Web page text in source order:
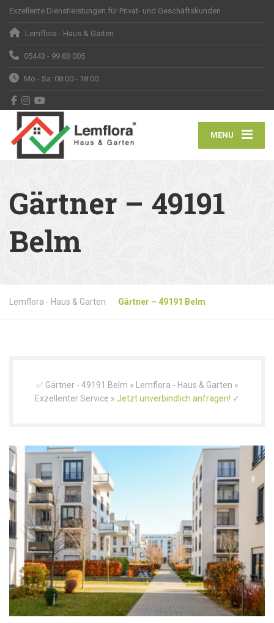
Exzellente Dienstleistungen für Privat- und Geschäftskunden
Lemflora - Haus & Garten
05443 - 99 83 005
Mo - Sa: 08:00 - 18:00
MENU
Gärtner – 49191
Belm
Lemflora - Haus & Garten Gärtner – 49191 Belm
✅ Gärtner - 49191 Belm » Lemflora - Haus & Garten »
Exzellenter Service » Jetzt unverbindlich anfragen! ✓